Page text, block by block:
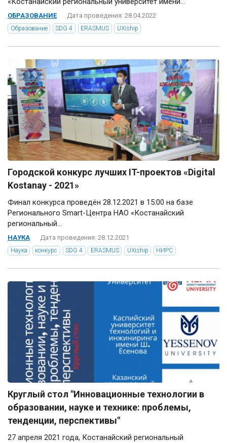
ОБРАЗОВАНИЕ Дата проведения: 28.04.2022
Образование SDG 4 ERASMUS UXiship
Городской конкурс лучших IT-проектов «Digital
Kostanay - 2021»
Финал конкурса проведён 28.12.2021 в 15:00 на базе
Регионального Smart-Центра НАО «Костанайский
региональный...
НАУКА Дата проведения: 28.12.2021
Наука конкурс SDG 4 ERASMUS UXiship НИРС
Круглый стол "Инновационные технологии в
образовании, науке и технике: проблемы,
тенденции, перспективы"
27 апреля 2021 года, Костанайский региональный